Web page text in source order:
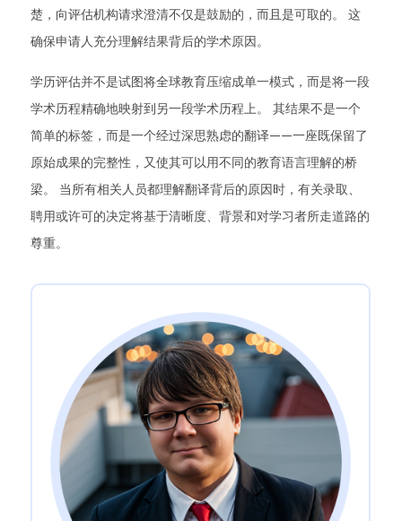
楚，向评估机构请求澄清不仅是鼓励的，而且是可取的。 这
确保申请人充分理解结果背后的学术原因。
学历评估并不是试图将全球教育压缩成单一模式，而是将一段
学术历程精确地映射到另一段学术历程上。 其结果不是一个
简单的标签，而是一个经过深思熟虑的翻译——一座既保留了
原始成果的完整性，又使其可以用不同的教育语言理解的桥
梁。 当所有相关人员都理解翻译背后的原因时，有关录取、
聘用或许可的决定将基于清晰度、背景和对学习者所走道路的
尊重。